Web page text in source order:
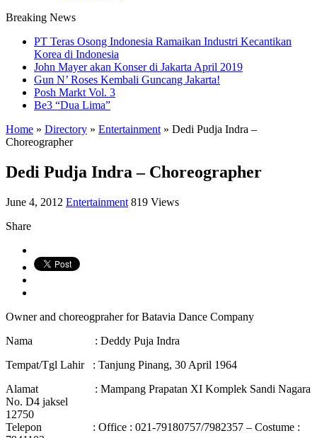
Breaking News
PT Teras Osong Indonesia Ramaikan Industri Kecantikan
Korea di Indonesia
John Mayer akan Konser di Jakarta April 2019
Gun N’ Roses Kembali Guncang Jakarta!
Posh Markt Vol. 3
Be3 “Dua Lima”
Home » Directory » Entertainment » Dedi Pudja Indra –
Choreographer
Dedi Pudja Indra – Choreographer
June 4, 2012 Entertainment 819 Views
Share
Owner and choreogpraher for Batavia Dance Company
Nama : Deddy Puja Indra
Tempat/Tgl Lahir : Tanjung Pinang, 30 April 1964
Alamat : Mampang Prapatan XI Komplek Sandi Nagara
No. D4 jaksel
12750
Telepon : Office : 021-79180757/7982357 – Costume :